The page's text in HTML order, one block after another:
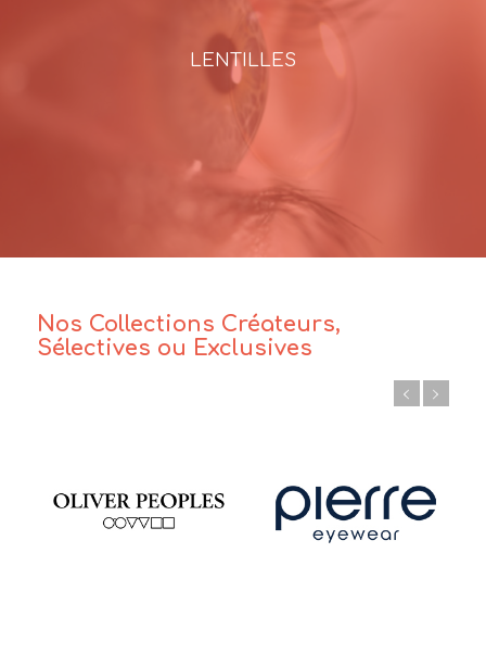
LENTILLES
Nos Collections Créateurs,
Sélectives ou Exclusives